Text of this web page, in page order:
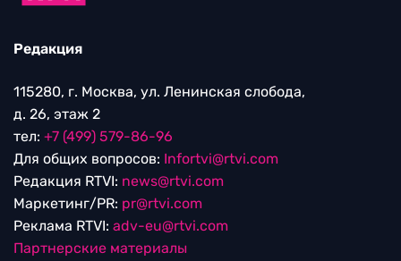
Редакция
115280, г. Москва, ул. Ленинская слобода,
д. 26, этаж 2
тел: +7 (499) 579-86-96
Для общих вопросов: Infortvi@rtvi.com
Редакция RTVI: news@rtvi.com
Маркетинг/PR: pr@rtvi.com
Реклама RTVI: adv-eu@rtvi.com
Партнерские материалы